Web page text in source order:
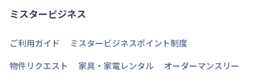
ミスタービジネス
ご利用ガイド
ミスタービジネスポイント制度
物件リクエスト
家具・家電レンタル
オーダーマンスリー